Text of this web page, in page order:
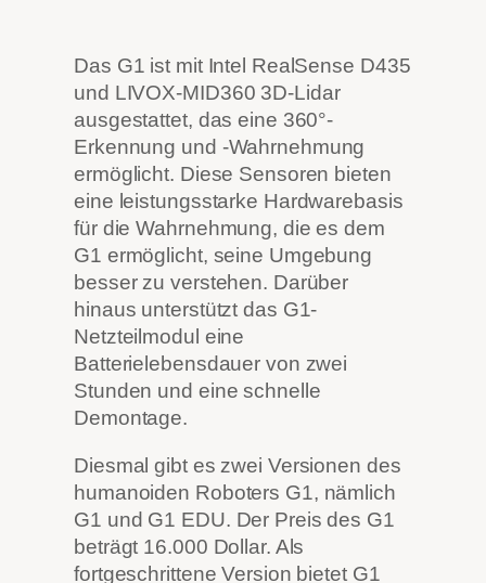
Das G1 ist mit Intel RealSense D435
und LIVOX-MID360 3D-Lidar
ausgestattet, das eine 360°-
Erkennung und -Wahrnehmung
ermöglicht. Diese Sensoren bieten
eine leistungsstarke Hardwarebasis
für die Wahrnehmung, die es dem
G1 ermöglicht, seine Umgebung
besser zu verstehen. Darüber
hinaus unterstützt das G1-
Netzteilmodul eine
Batterielebensdauer von zwei
Stunden und eine schnelle
Demontage.
Diesmal gibt es zwei Versionen des
humanoiden Roboters G1, nämlich
G1 und G1 EDU. Der Preis des G1
beträgt 16.000 Dollar. Als
fortgeschrittene Version bietet G1